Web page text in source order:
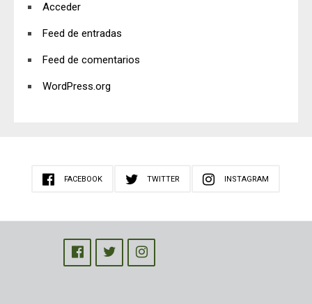
Acceder
Feed de entradas
Feed de comentarios
WordPress.org
FACEBOOK TWITTER INSTAGRAM